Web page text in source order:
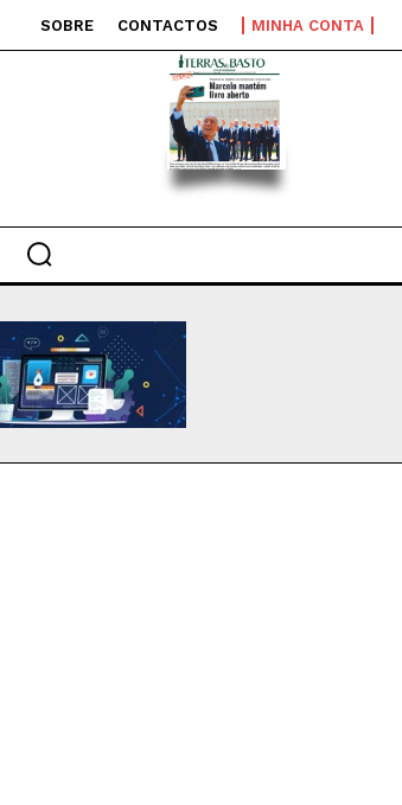
SOBRE CONTACTOS MINHA CONTA